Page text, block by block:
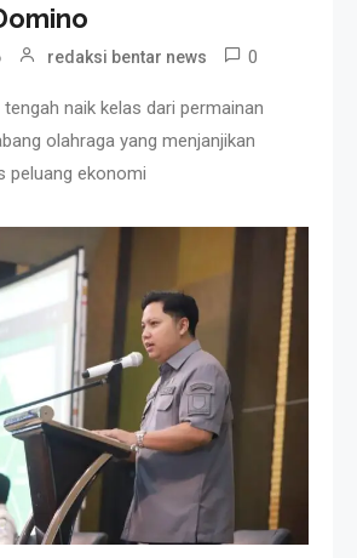
redaksi bentar news 0
naik kelas dari permainan
olahraga yang menjanjikan
peluang ekonomi